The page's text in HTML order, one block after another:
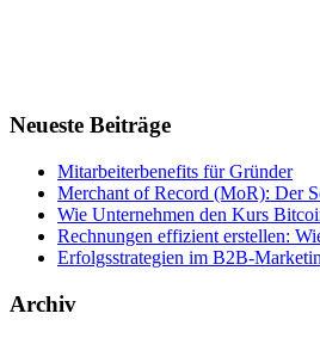
Neueste Beiträge
Mitarbeiterbenefits für Gründer
Merchant of Record (MoR): Der
Wie Unternehmen den Kurs
Rechnungen effizient erstellen:
Erfolgsstrategien im B2B-
Archiv